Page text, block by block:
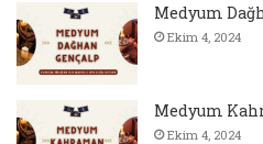
Medyum
Ekim 4, 2024
Medyum
Ekim 4, 2024